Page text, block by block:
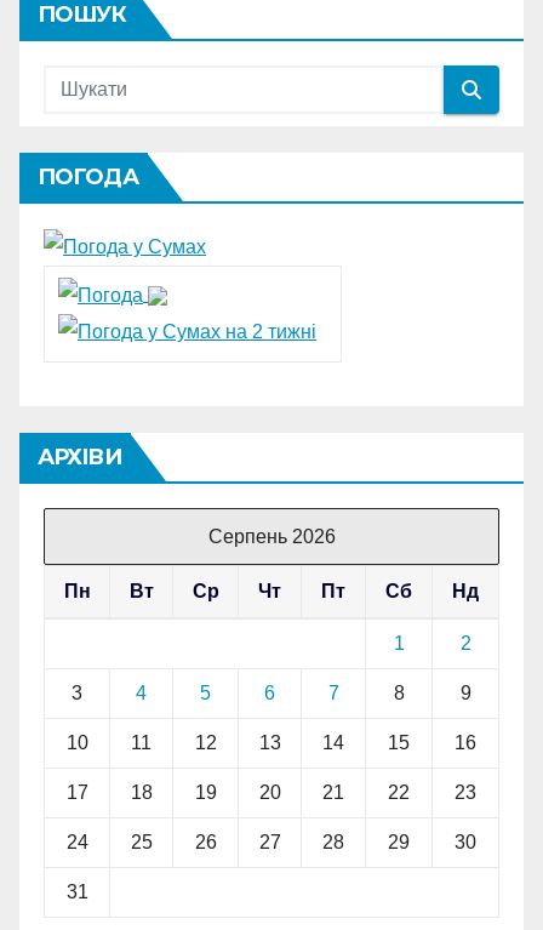
ПОШУК
ПОГОДА
АРХІВИ
Серпень 2026
Пн Вт Ср Чт Пт Сб Нд
1 2
3 4 5 6 7 8 9
10 11 12 13 14 15 16
17 18 19 20 21 22 23
24 25 26 27 28 29 30
31